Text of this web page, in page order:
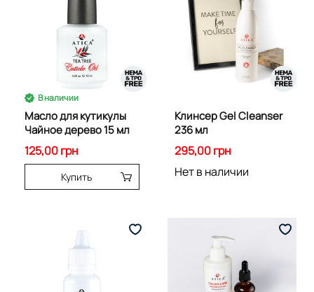
В наличии
Масло для кутикулы
Чайное дерево 15 мл
125,00 грн
Купить
Клинсер Gel Cleanser
236 мл
295,00 грн
Нет в наличии